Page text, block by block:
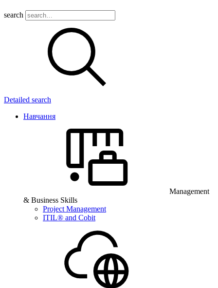
search
Detailed search
Навчання
Management
& Business Skills
Project Management
ITIL® and Cobit